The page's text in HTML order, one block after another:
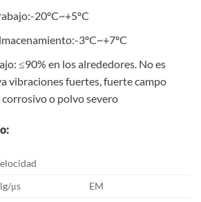
20ºC~+5ºC
3ºC~+7ºC
≤90% en los alrededores. No es
vibraciones fuertes, fuerte campo
o polvo severo
:
μs
EM